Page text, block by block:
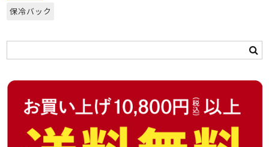
保冷バック